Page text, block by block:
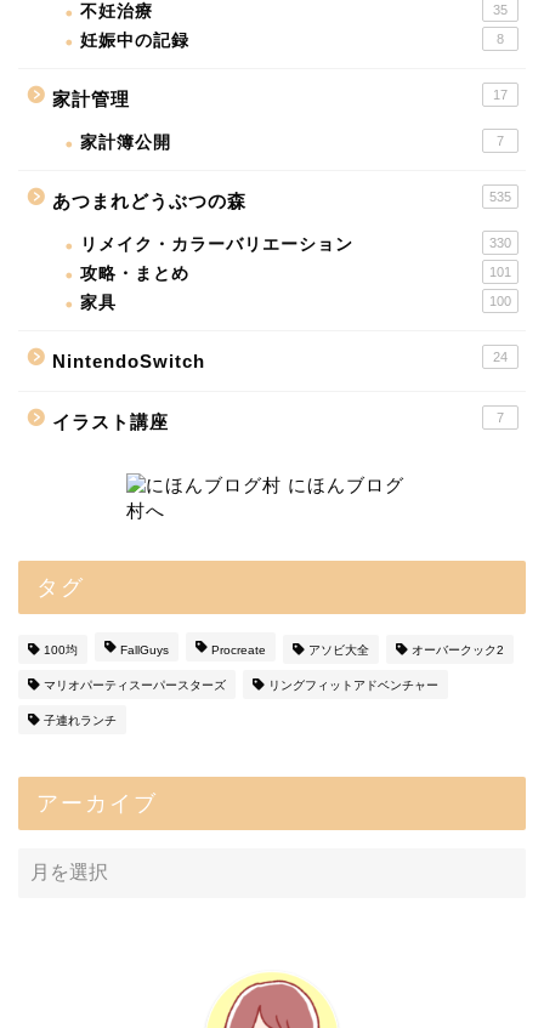
不妊治療 35
妊娠中の記録 8
家計管理 17
家計簿公開 7
あつまれどうぶつの森 535
リメイク・カラーバリエーション 330
攻略・まとめ 101
家具 100
NintendoSwitch 24
イラスト講座 7
タグ
100均 FallGuys Procreate アソビ大全 オーバークック2
マリオパーティスーパースターズ リングフィットアドベンチャー
子連れランチ
アーカイブ